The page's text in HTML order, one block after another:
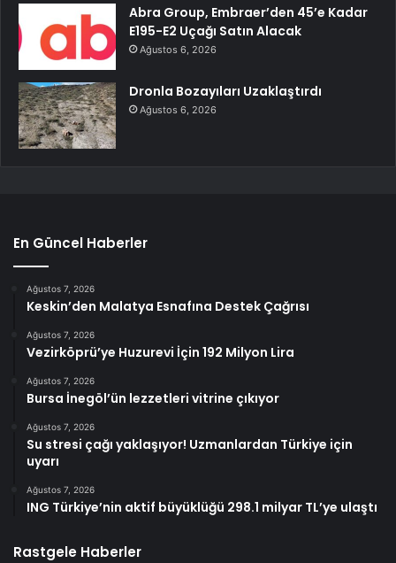
Abra Group, Embraer’den 45’e Kadar
E195-E2 Uçağı Satın Alacak
Ağustos 6, 2026
Dronla Bozayıları Uzaklaştırdı
Ağustos 6, 2026
En Güncel Haberler
Ağustos 7, 2026
Keskin’den Malatya Esnafına Destek Çağrısı
Ağustos 7, 2026
Vezirköprü’ye Huzurevi İçin 192 Milyon Lira
Ağustos 7, 2026
Bursa İnegöl’ün lezzetleri vitrine çıkıyor
Ağustos 7, 2026
Su stresi çağı yaklaşıyor! Uzmanlardan Türkiye için
uyarı
Ağustos 7, 2026
ING Türkiye’nin aktif büyüklüğü 298.1 milyar TL’ye ulaştı
Rastgele Haberler